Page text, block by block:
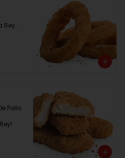
Rey.
Pollo